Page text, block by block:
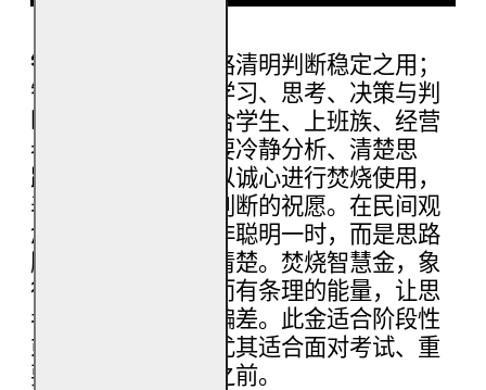
智慧金
用于祈愿思路清明判断稳定之用；
智慧金，主要用于学习、思考、决策与判
断相关之祈愿，适合学生、上班族、经营
者、管理者，在需要冷静分析、清楚思
路、减少混乱时，以诚心进行焚烧使用，
表达对智慧与明晰判断的祝愿。在民间观
念中，「智慧」并非聪明一时，而是思路
顺、判断稳、取舍清楚。焚烧智慧金，象
征为自身注入沉静而有条理的能量，让思
考不急躁，决策不偏差。此金适合阶段性
或长期焚烧使用，尤其适合面对考试、重
要决定、复杂事务之前。